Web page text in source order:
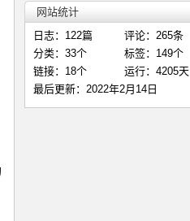
网站统计
日志：122篇
评论：265条
分类：33个
标签：149个
链接：18个
运行：4205天
最后更新：2022年2月14日